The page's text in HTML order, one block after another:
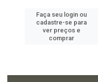
Faça seu login ou
cadastre-se para
ver preços e
comprar